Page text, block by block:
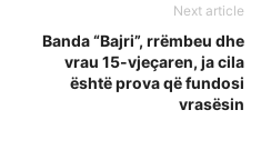
Next article
Banda “Bajri”, rrëmbeu dhe
vrau 15-vjeçaren, ja cila
është prova që fundosi
vrasësin